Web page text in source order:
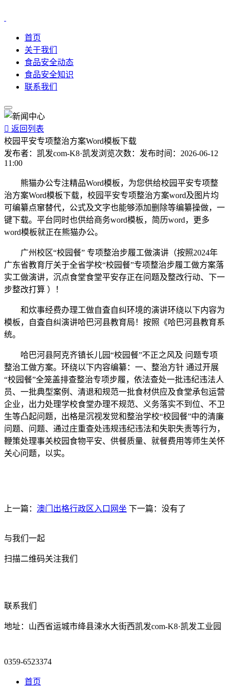
首页
关于我们
食品安全动态
食品安全知识
联系我们
 返回列表
校园平安专项整治方案Word模板下载
发布者： 凯发com-K8·凯发浏览次数： 发布时间： 2026-06-12
11:00
熊猫办公专注精品Word模板，为您供给校园平安专项整
治方案Word模板下载，校园平安专项整治方案word及图片均
可编纂点窜替代，公式及文字也能够添加删除等编纂操做，一
键下载。平台同时也供给商务word模板，简历word，更多
word模板就正在熊猫办公。
广州校区“校园餐” 专项整治步履工做演讲（按照2024年
广东省教育厅关于全省学校“校园餐”专项整治步履工做方案落
实工做演讲，沉点食堂食堂平安存正在问题及整改行动、下一
步整改打算 ）！
和炊事经费办理工做自査自纠环境的演讲环绕以下内容为
模板，自査自纠演讲哈巴河县教育局！按照《哈巴河县教育系
统。
哈巴河县阿克齐镇长儿园“校园餐”不正之风及 问题专项
整治工做方案。环绕以下内容编纂：一、整治方针 通过开展
“校园餐”全笼盖排查整治专项步履，依法查处一批违纪违法人
员、一批典型案例、清退和规范一批食材供应及食堂承包运营
企业，出力处理学校食堂办理不规范、义务落实不到位、不卫
生等凸起问题，出格是沉视发觉和整治学校“校园餐”中的清廉
问题、问题、通过庄重查处违规违纪违法和失职失责等行为，
鞭策处理事关校园食物平安、供餐质量、就餐费用等师生关怀
关心问题，以实。
上一篇： 澳门出格行政区入口网坐 下一篇：没有了
与我们一起
扫描二维码关注我们
联系我们
地址：山西省运城市绛县涑水大街西凯发com-K8·凯发工业园
0359-6523374
首页